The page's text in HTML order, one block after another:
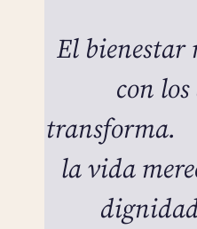
El bienestar
con
transforma.
la vida